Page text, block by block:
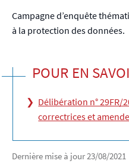
Campagne d’enquête
à la protection des données.
POUR EN
Délibération n° 29FR/
correctrices et amende
Dernière mise à jour23/08/2021